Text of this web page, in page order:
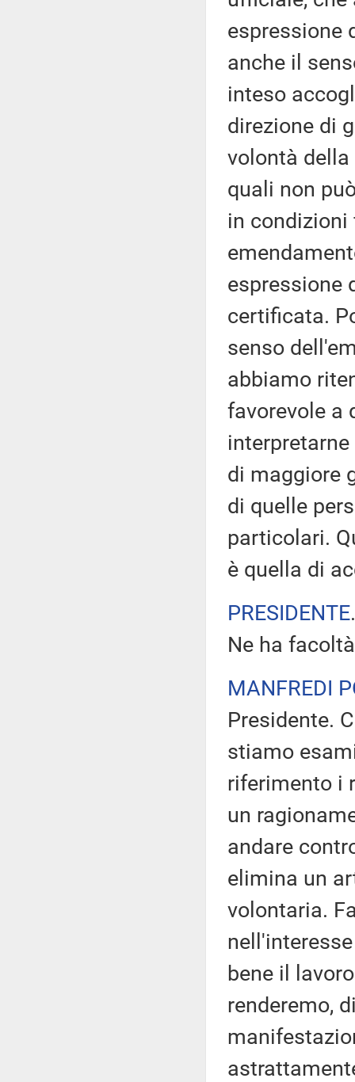
espressione
anche il
inteso
direzione di
volontà
quali non
in condizioni
espressione
certificata.
senso
abbiamo
favorevole a
di maggiore
di quelle
particolari.
è quella di
PRESIDENTE
Ne ha
MANFREDI
Presidente.
stiamo
riferimento i
un
andare
elimina un
volontaria.
bene il
renderemo,